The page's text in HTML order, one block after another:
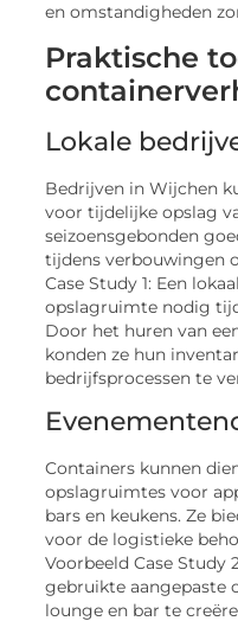
en omstandigheden
Praktische
Lokale
Bedrijven in Wijchen
voor tijdelijke opslag
seizoensgebonden
tijdens verbouwingen
Case Study 1: Een
opslagruimte nodig
Door het huren van
konden ze hun
bedrijfsprocessen te
Containers kunnen
opslagruimtes voor
bars en keukens. Ze
voor de logistieke
Voorbeeld Case Study
gebruikte aangepaste
lounge en bar te